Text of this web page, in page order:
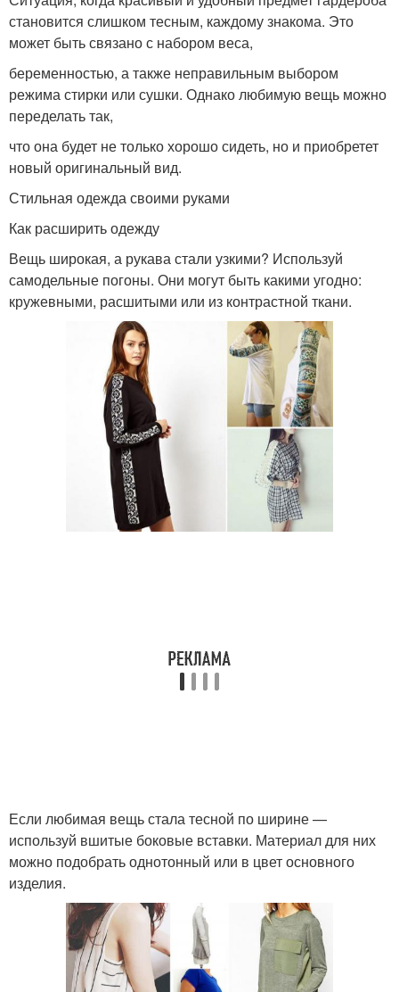
становится слишком тесным, каждому знакома. Это
может быть связано с набором веса,
беременностью, а также неправильным выбором
режима стирки или сушки. Однако любимую вещь можно
переделать так,
что она будет не только хорошо сидеть, но и приобретет
новый оригинальный вид.
Стильная одежда своими руками
Как расширить одежду
Вещь широкая, а рукава стали узкими? Используй
самодельные погоны. Они могут быть какими угодно:
кружевными, расшитыми или из контрастной ткани.
Если любимая вещь стала тесной по ширине —
используй вшитые боковые вставки. Материал для них
можно подобрать однотонный или в цвет основного
изделия.